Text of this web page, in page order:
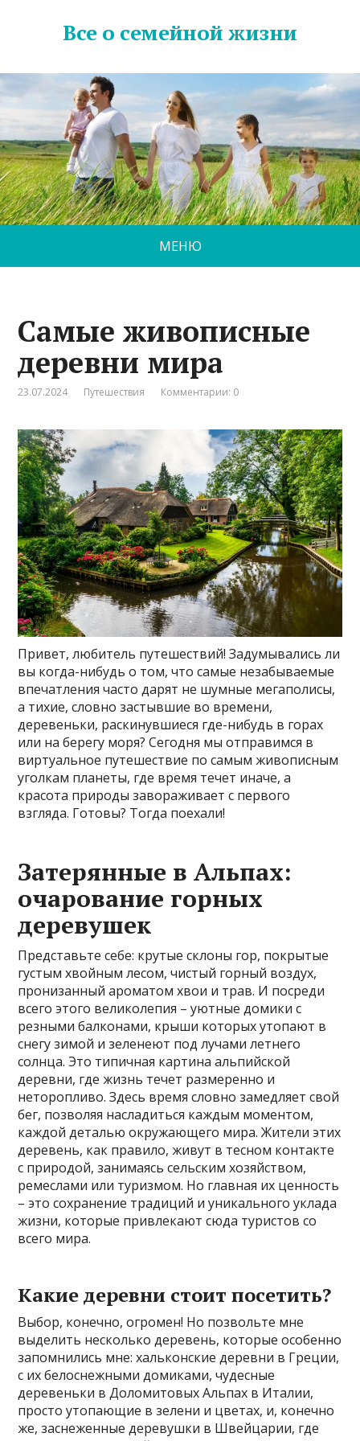
Все о семейной жизни
МЕНЮ
Самые живописные
деревни мира
23.07.2024 Путешествия Комментарии: 0
Привет, любитель путешествий! Задумывались ли
вы когда-нибудь о том, что самые незабываемые
впечатления часто дарят не шумные мегаполисы,
а тихие, словно застывшие во времени,
деревеньки, раскинувшиеся где-нибудь в горах
или на берегу моря? Сегодня мы отправимся в
виртуальное путешествие по самым живописным
уголкам планеты, где время течет иначе, а
красота природы завораживает с первого
взгляда. Готовы? Тогда поехали!
Затерянные в Альпах:
очарование горных
деревушек
Представьте себе: крутые склоны гор, покрытые
густым хвойным лесом, чистый горный воздух,
пронизанный ароматом хвои и трав. И посреди
всего этого великолепия – уютные домики с
резными балконами, крыши которых утопают в
снегу зимой и зеленеют под лучами летнего
солнца. Это типичная картина альпийской
деревни, где жизнь течет размеренно и
неторопливо. Здесь время словно замедляет свой
бег, позволяя насладиться каждым моментом,
каждой деталью окружающего мира. Жители этих
деревень, как правило, живут в тесном контакте
с природой, занимаясь сельским хозяйством,
ремеслами или туризмом. Но главная их ценность
– это сохранение традиций и уникального уклада
жизни, которые привлекают сюда туристов со
всего мира.
Какие деревни стоит посетить?
Выбор, конечно, огромен! Но позвольте мне
выделить несколько деревень, которые особенно
запомнились мне: хальконские деревни в Греции,
с их белоснежными домиками, чудесные
деревеньки в Доломитовых Альпах в Италии,
просто утопающие в зелени и цветах, и, конечно
же, заснеженные деревушки в Швейцарии, где